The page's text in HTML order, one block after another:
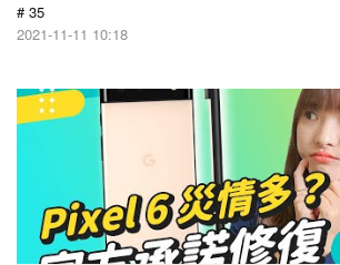
# 35
2021-11-11 10:18